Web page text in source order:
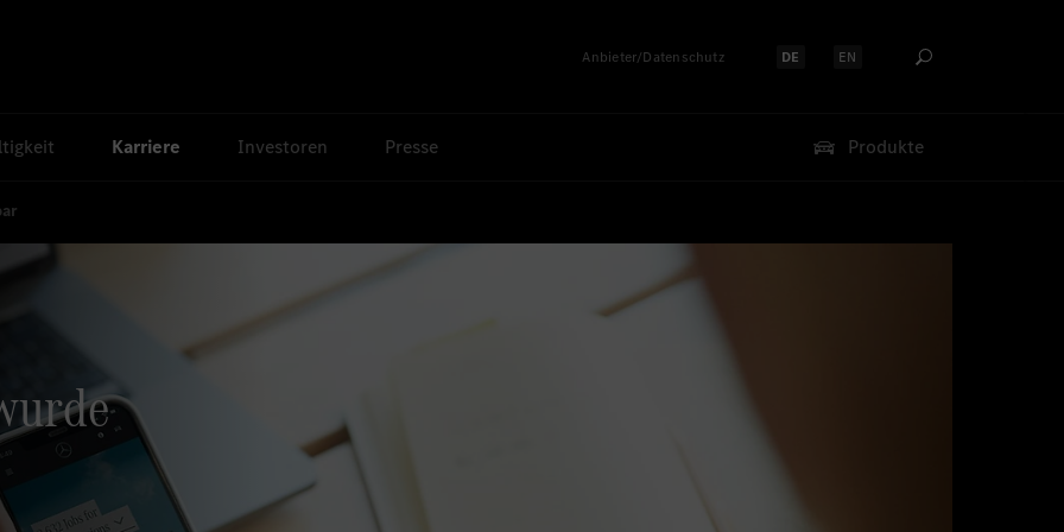
Anbieter/Datenschutz Sprache auswählen:
DE Sprache auswählen:
EN
Karriere Investoren Presse Produkte